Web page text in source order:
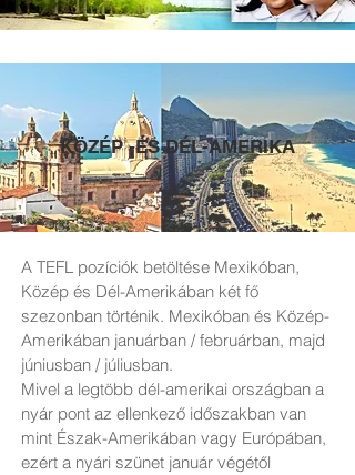
KÖZÉP -ÉS DÉL-AMERIKA
A TEFL pozíciók betöltése Mexikóban,
Közép és Dél-Amerikában két fő
szezonban történik. Mexikóban és Közép-
Amerikában januárban / februárban, majd
júniusban / júliusban.
Mivel a legtöbb dél-amerikai országban a
nyár pont az ellenkező időszakban van
mint Észak-Amerikában vagy Európában,
ezért a nyári szünet január végétől